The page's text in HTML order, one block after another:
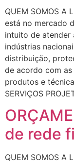
QUEM SOMOS A
está no mercado
intuito de atender
indústrias
distribuição,
de acordo com
produtos e
SERVIÇOS
de rede
QUEM SOMOS A